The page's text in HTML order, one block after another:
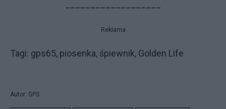
Reklama
Ta­gi: gps65, piosenka, śpiewnik, Golden Life
Autor: GPS